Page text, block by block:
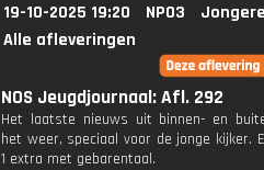
19-10-2025 19:20 NPO3
Alle afleveringen
NOS Jeugdjournaal: Afl. 292
Het laatste nieuws uit binnen- en
het weer, speciaal voor de jonge kijker.
1 extra met gebarentaal.